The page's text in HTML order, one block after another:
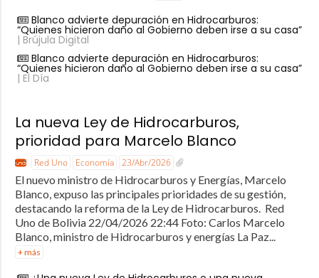
Blanco advierte depuración en Hidrocarburos:
“Quienes hicieron daño al Gobierno deben irse a su casa”
| Brújula Digital
Blanco advierte depuración en Hidrocarburos:
“Quienes hicieron daño al Gobierno deben irse a su casa”
| El Día
La nueva Ley de Hidrocarburos,
prioridad para Marcelo Blanco
Red Uno Economía 23/Abr/2026
El nuevo ministro de Hidrocarburos y Energías, Marcelo
Blanco, expuso las principales prioridades de su gestión,
destacando la reforma de la Ley de Hidrocarburos. Red
Uno de Bolivia 22/04/2026 22:44 Foto: Carlos Marcelo
Blanco, ministro de Hidrocarburos y energías La Paz...
+ más